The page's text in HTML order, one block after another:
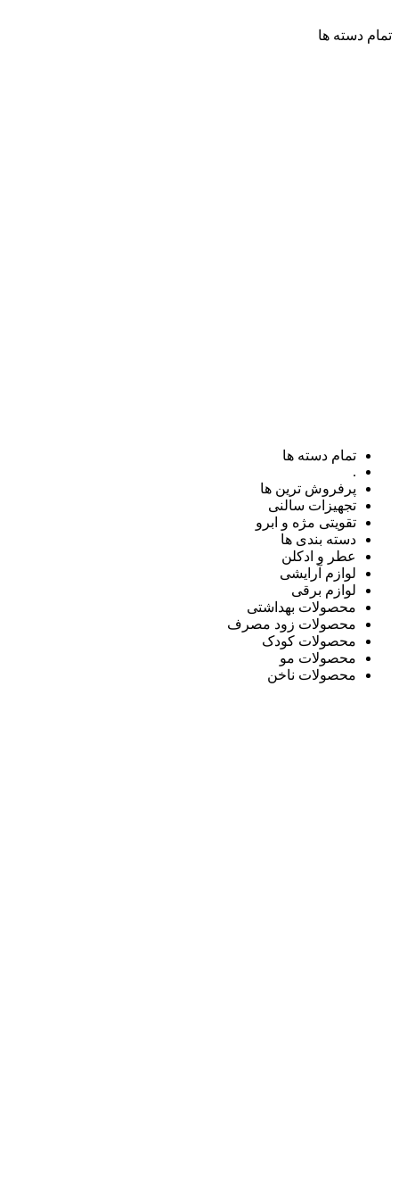
تمام دسته ها
تمام دسته ها
.
پرفروش ترین ها
تجهیزات سالنی
تقویتی مژه و ابرو
دسته بندی ها
عطر و ادکلن
لوازم آرایشی
لوازم برقی
محصولات بهداشتی
محصولات زود مصرف
محصولات کودک
محصولات مو
محصولات ناخن